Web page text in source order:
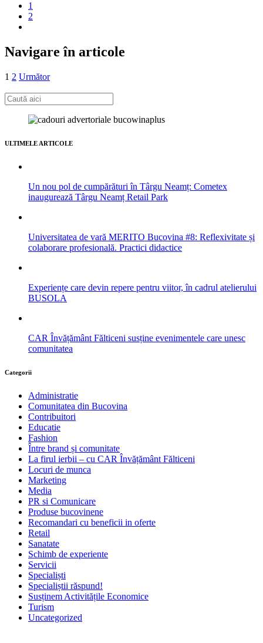
1
2
Navigare în articole
1 2 Următor
ULTIMELE ARTICOLE
Un nou pol de cumpărături în Târgu Neamț: Cometex
inaugurează Târgu Neamț Retail Park
Universitatea de vară MERITO Bucovina #8: Reflexivitate și
colaborare profesională. Practici didactice
Experiențe care devin repere pentru viitor, în cadrul atelierului
BUSOLA
CAR Învățământ Fălticeni susține evenimentele care unesc
comunitatea
Categorii
Administratie
Comunitatea din Bucovina
Contribuitori
Educatie
Fashion
Între brand și comunitate
La firul ierbii – cu CAR Învățământ Fălticeni
Locuri de munca
Marketing
Media
PR si Comunicare
Produse bucovinene
Recomandari cu beneficii in oferte
Retail
Sanatate
Schimb de experiente
Servicii
Specialiști
Specialiștii răspund!
Susținem Activitățile Economice
Turism
Uncategorized